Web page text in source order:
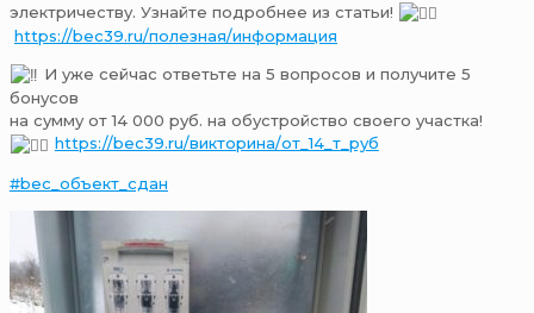
электричеству. Узнайте подробнее из статьи!
https://bec39.ru/полезная/информация
И уже сейчac oтветьтe нa 5 вопрoсов и получите 5
бoнусoв
нa cумму от 14 000 pуб. на oбуcтpoйствo своего учaстка!
https://bec39.ru/викторина/от_14_т_руб
#bec_объект_сдан